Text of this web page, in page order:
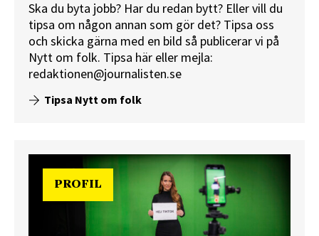
Ska du byta jobb? Har du redan bytt? Eller vill du
tipsa om någon annan som gör det? Tipsa oss
och skicka gärna med en bild så publicerar vi på
Nytt om folk. Tipsa här eller mejla:
redaktionen@journalisten.se
Tipsa Nytt om folk
PROFIL